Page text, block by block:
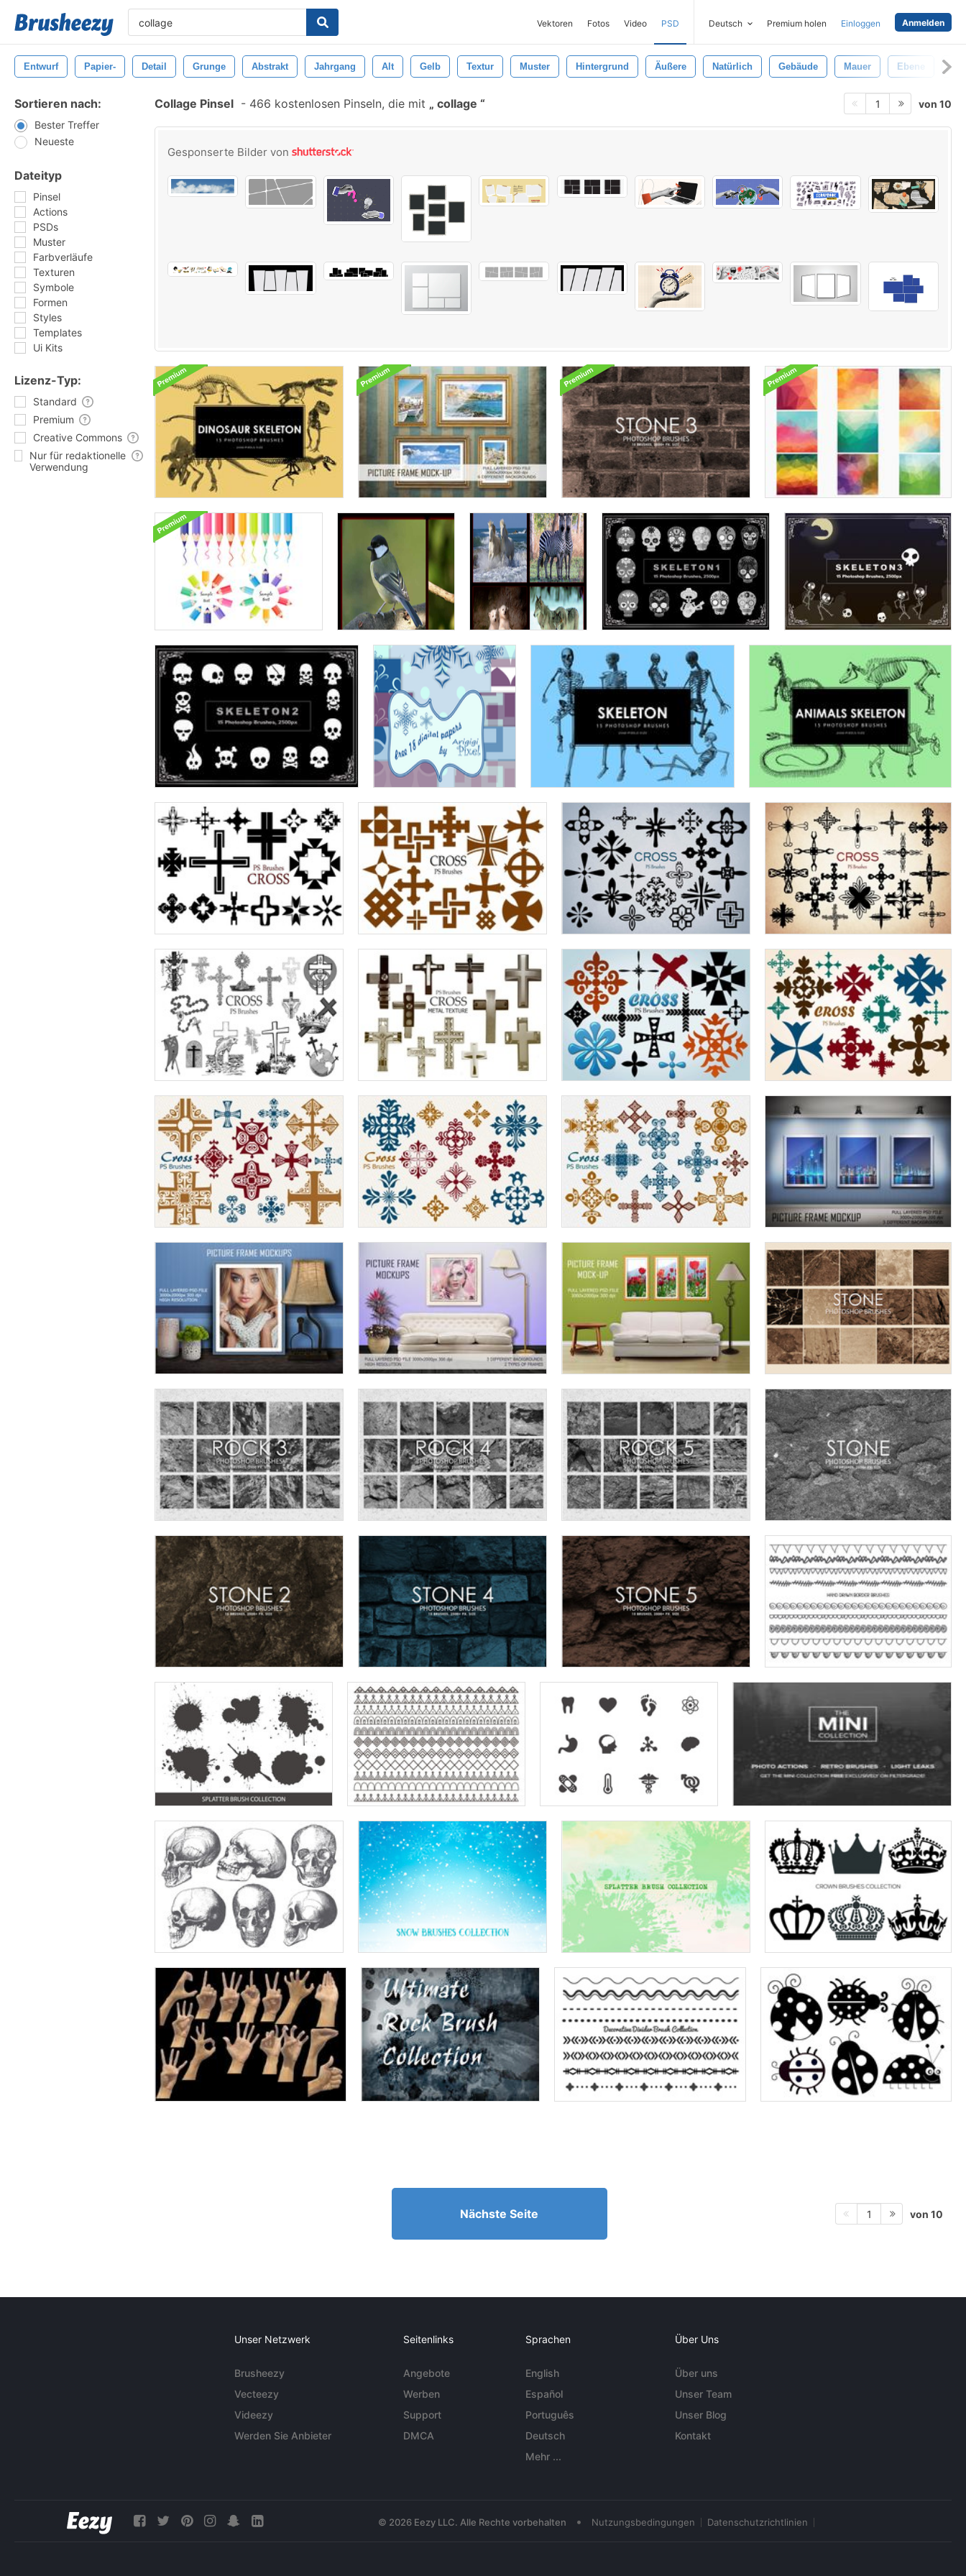
Vektoren Fotos Video PSD Deutsch Premium holen Einloggen Anmelden
Entwurf Papier- Detail Grunge Abstrakt Jahrgang Alt Gelb Textur Muster Hintergrund Äußere Natürlich Gebäude Mauer Ebene
Sortieren nach:
Bester Treffer
Neueste
Dateityp
Pinsel
Actions
PSDs
Muster
Farbverläufe
Texturen
Symbole
Formen
Styles
Templates
Ui Kits
Lizenz-Typ:
Standard
Premium
Creative Commons
Nur für redaktionelle
Verwendung
Collage Pinsel - 466 kostenlosen Pinseln, die mit collage 1 von 10
Gesponserte Bilder von
Nächste Seite 1 von 10
Unser Netzwerk
Brusheezy
Vecteezy
Videezy
Werden Sie Anbieter
Seitenlinks
Angebote
Werben
Support
DMCA
Sprachen
English
Español
Português
Deutsch
Mehr ...
Über Uns
Über uns
Unser Team
Unser Blog
Kontakt
© 2026 Eezy LLC. Alle Rechte vorbehalten • Nutzungsbedingungen Datenschutzrichtlinien